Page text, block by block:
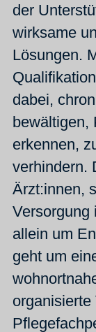
der
wirksame
Lösungen.
dabei,
bewältigen,
erkennen,
verhindern.
Ärzt:innen,
Versorgung
allein um
geht um